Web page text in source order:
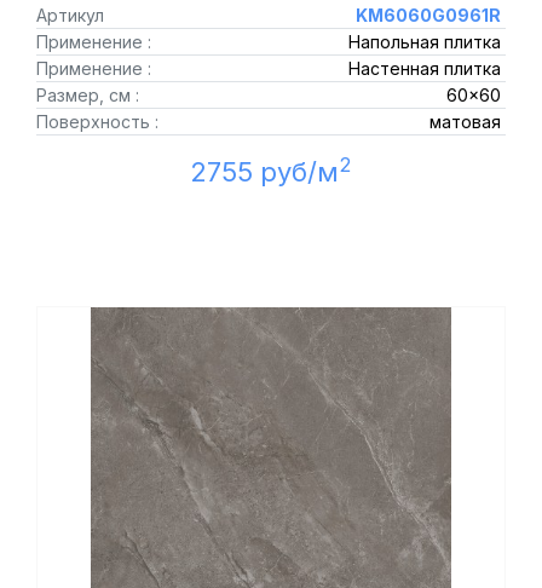
Артикул
KM6060G0961R
Применение :
Напольная плитка
Применение :
Настенная плитка
Размер, см :
60x60
Поверхность :
матовая
2755 руб/м2